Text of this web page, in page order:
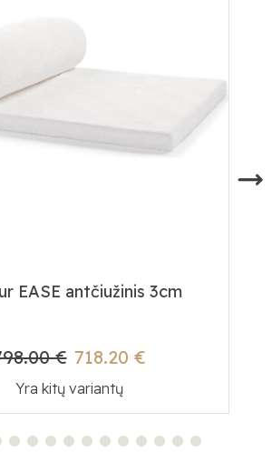
EASE antčiužinis 3cm
718.20 €
€
Yra kitų variantų